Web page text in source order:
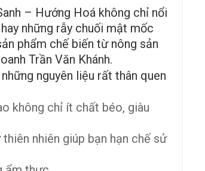
– Hướng Hoá không chỉ nổi
những rẫy chuối mật mốc
phẩm chế biến từ nông sản
Trần Văn Khánh.
nguyên liệu rất thân quen
không chỉ ít chất béo, giàu
nhiên giúp bạn hạn chế sử